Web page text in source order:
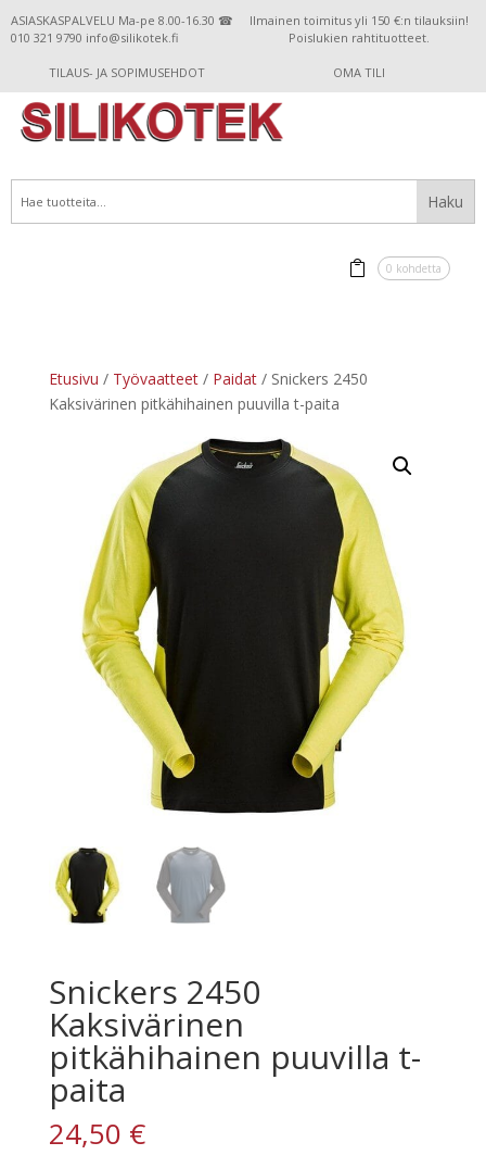
ASIASKASPALVELU Ma-pe 8.00-16.30 ☎
010 321 9790 info@silikotek.fi
Ilmainen toimitus yli 150 €:n tilauksiin!
Poislukien rahtituotteet.
TILAUS- JA SOPIMUSEHDOT OMA TILI
0 kohdetta
Etusivu / Työvaatteet/ Paidat/ Snickers 2450
Kaksivärinen pitkähihainen puuvilla t-paita
Snickers 2450
Kaksivärinen
pitkähihainen puuvilla t-
paita
24,50 €